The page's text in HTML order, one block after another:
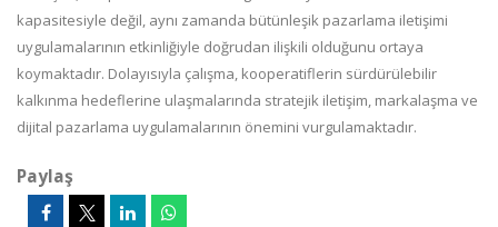
kapasitesiyle değil, aynı zamanda bütünleşik pazarlama iletişimi
uygulamalarının etkinliğiyle doğrudan ilişkili olduğunu ortaya
koymaktadır. Dolayısıyla çalışma, kooperatiflerin sürdürülebilir
kalkınma hedeflerine ulaşmalarında stratejik iletişim, markalaşma ve
dijital pazarlama uygulamalarının önemini vurgulamaktadır.
Paylaş